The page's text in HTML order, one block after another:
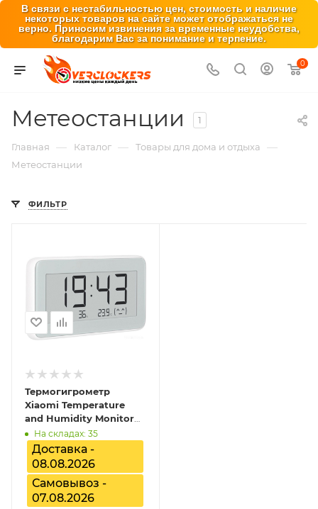
В связи с нестабильностью цен, стоимость и наличие
некоторых товаров на сайте может отображаться не
верно. Приносим извинения за временные неудобства,
благодарим Вас за понимание и терпение.
0
Метеостанции 1
Главная — Каталог — Товары для дома и отдыха —
Метеостанции
ФИЛЬТР
Термогигрометр
Xiaomi Temperature
and Humidity Monitor
Clock White
BHR5435GL/LYWSD02MMC
На складах: 35
Доставка -
08.08.2026
Самовывоз -
07.08.2026